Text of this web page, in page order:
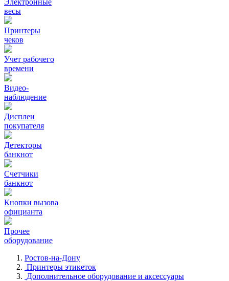
Электронные
весы
Принтеры
чеков
Учет рабочего
времени
Видео‑
наблюдение
Дисплеи
покупателя
Детекторы
банкнот
Счетчики
банкнот
Кнопки вызова
официанта
Прочее
оборудование
Ростов-на-Дону
Принтеры этикеток
Дополнительное оборудование и аксессуары